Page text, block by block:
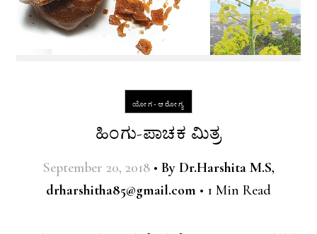
ಯೋಗ-ಆರೋಗ್ಯ
ಹಿಂಗು-ಪಾಚಕ ಮಿತ್ರ
September 20, 2018 • By Dr.Harshita M.S,
drharshitha85@gmail.com • 1 Min Read